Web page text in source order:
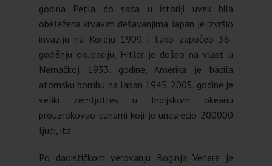
godina Petla do sada u istoriji uvek bila
obeležena krvavim dešavanjima. Japan je izvršio
invaziju na Koreju 1909. i tako započeo 36-
godišnju okupaciju, Hitler je došao na vlast u
Nemačkoj 1933. godine, Amerika je bacila
atomsku bombu na Japan 1945. 2005. godine je
veliki zemljotres u Indijskom okeanu
prouzrokovao cunami koji je unesrećio 200000
ljudi, itd.
Po daoističkom verovanju Boginja Venere je